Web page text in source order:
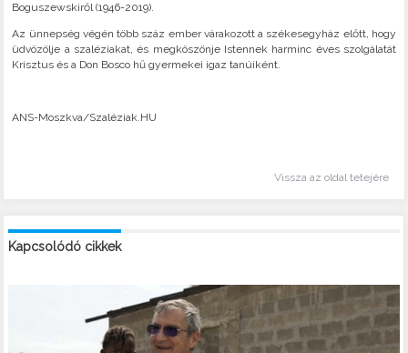
Boguszewskiről (1946-2019).
Az ünnepség végén több száz ember várakozott a székesegyház előtt, hogy
üdvözölje a szaléziakat, és megköszönje Istennek harminc éves szolgálatát
Krisztus és a Don Bosco hű gyermekei igaz tanúiként.
ANS-Moszkva/Szaléziak.HU
Vissza az oldal tetejére
Kapcsolódó cikkek